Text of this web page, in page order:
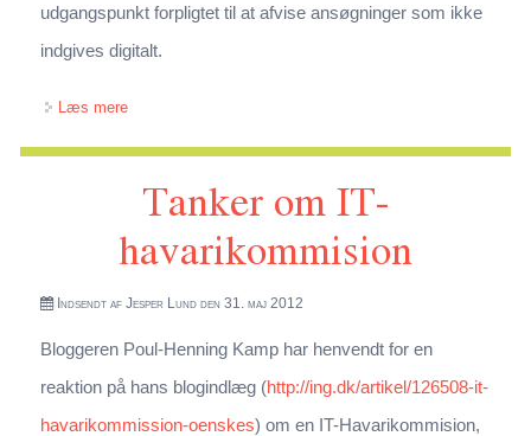
udgangspunkt forpligtet til at afvise ansøgninger som ikke
indgives digitalt.
Læs mereom Høringssvar vedrørende udkast til forslag til lov om
ændring af forskellige love som følge af indførelse af
obligatorisk digital selvbetjening for borgere i bølge 2)
Tanker om IT-
havarikommision
Indsendt af Jesper Lundden 31. maj 2012
Bloggeren Poul-Henning Kamp har henvendt for en
reaktion på hans blogindlæg (http://ing.dk/artikel/126508-it-
havarikommission-oenskes) om en IT-Havarikommision,